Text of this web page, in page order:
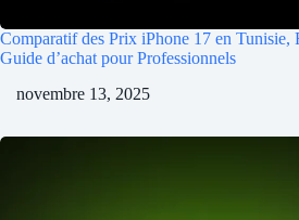
Comparatif des Prix iPhone 17 en Tunisie,
Guide d’achat pour Professionnels
novembre 13, 2025